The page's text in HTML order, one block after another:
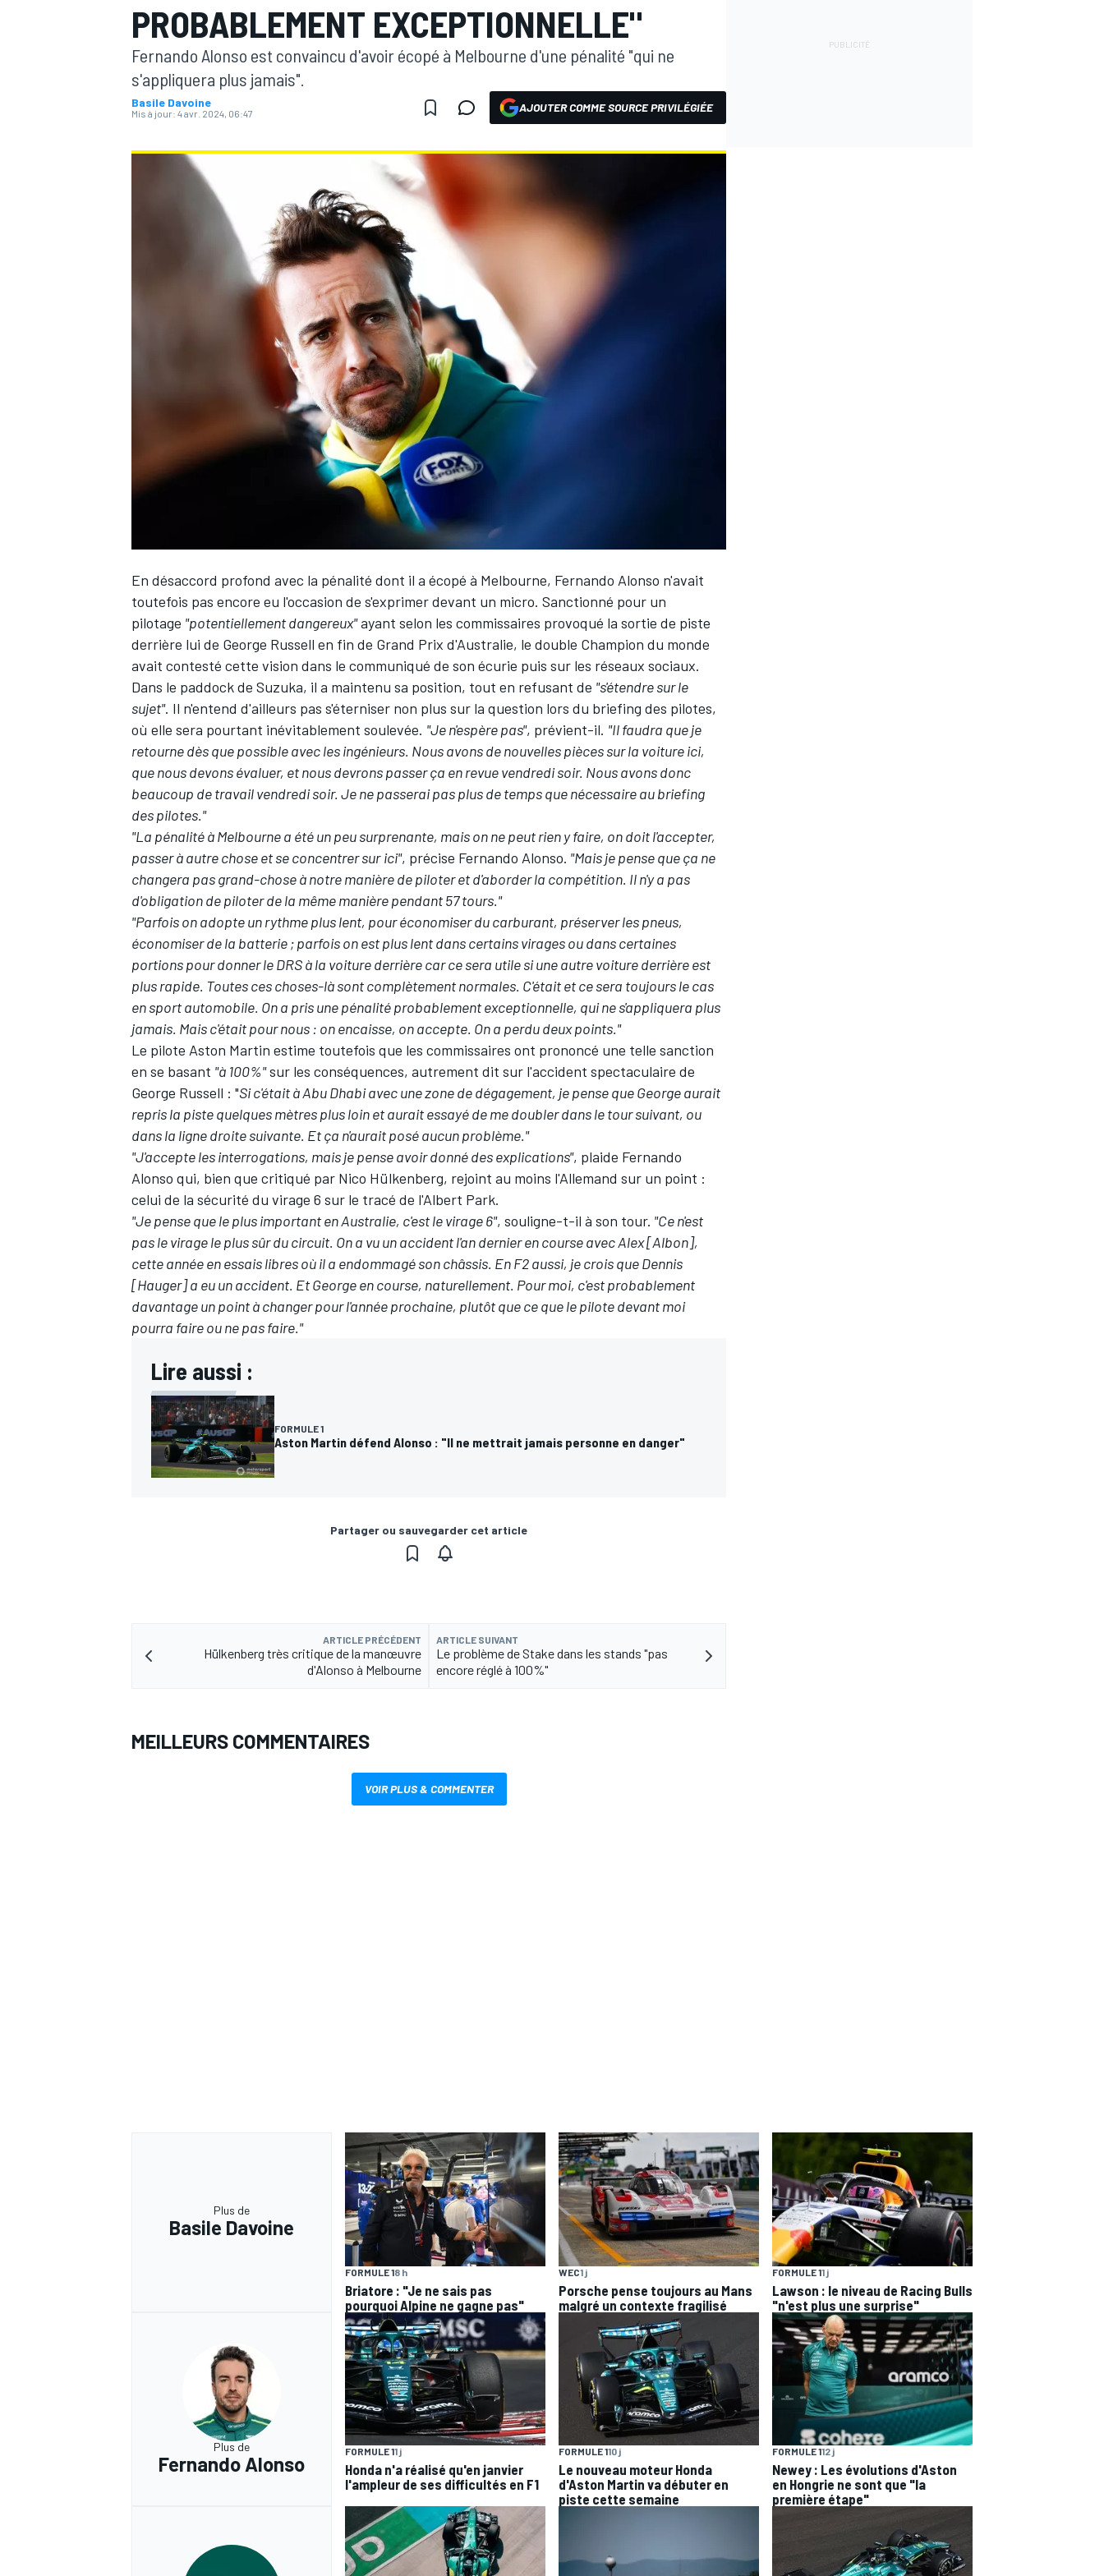
WEC
PROBABLEMENT EXCEPTIONNELLE"
Fernando Alonso est convaincu d'avoir écopé à Melbourne d'une pénalité "qui ne
s'appliquera plus jamais".
Basile Davoine
Mis à jour: 4 avr. 2024, 06:47 AJOUTER COMME SOURCE PRIVILÉGIÉE
En désaccord profond avec la pénalité dont il a écopé à Melbourne, Fernando Alonso n'avait
toutefois pas encore eu l'occasion de s'exprimer devant un micro. Sanctionné pour un
pilotage "potentiellement dangereux"ayant selon les commissaires provoqué la sortie de piste
derrière lui de George Russell en fin de Grand Prix d'Australie, le double Champion du monde
avait contesté cette vision dans le communiqué de son écurie puis sur les réseaux sociaux.
Dans le paddock de Suzuka, il a maintenu sa position, tout en refusant de "s'étendre sur le
sujet". Il n'entend d'ailleurs pas s'éterniser non plus sur la question lors du briefing des pilotes,
où elle sera pourtant inévitablement soulevée. "Je n'espère pas", prévient-il. "Il faudra que je
retourne dès que possible avec les ingénieurs. Nous avons de nouvelles pièces sur la voiture ici,
que nous devons évaluer, et nous devrons passer ça en revue vendredi soir. Nous avons donc
beaucoup de travail vendredi soir. Je ne passerai pas plus de temps que nécessaire au briefing
des pilotes."
"La pénalité à Melbourne a été un peu surprenante, mais on ne peut rien y faire, on doit l'accepter,
passer à autre chose et se concentrer sur ici", précise Fernando Alonso. "Mais je pense que ça ne
changera pas grand-chose à notre manière de piloter et d'aborder la compétition. Il n'y a pas
d'obligation de piloter de la même manière pendant 57 tours."
"Parfois on adopte un rythme plus lent, pour économiser du carburant, préserver les pneus,
économiser de la batterie ; parfois on est plus lent dans certains virages ou dans certaines
portions pour donner le DRS à la voiture derrière car ce sera utile si une autre voiture derrière est
plus rapide. Toutes ces choses-là sont complètement normales. C'était et ce sera toujours le cas
en sport automobile. On a pris une pénalité probablement exceptionnelle, qui ne s'appliquera plus
jamais. Mais c'était pour nous : on encaisse, on accepte. On a perdu deux points."
Le pilote Aston Martin estime toutefois que les commissaires ont prononcé une telle sanction
en se basant "à 100%"sur les conséquences, autrement dit sur l'accident spectaculaire de
George Russell : "Si c'était à Abu Dhabi avec une zone de dégagement, je pense que George aurait
repris la piste quelques mètres plus loin et aurait essayé de me doubler dans le tour suivant, ou
dans la ligne droite suivante. Et ça n'aurait posé aucun problème."
"J'accepte les interrogations, mais je pense avoir donné des explications", plaide Fernando
Alonso qui, bien que critiqué par Nico Hülkenberg, rejoint au moins l'Allemand sur un point :
celui de la sécurité du virage 6 sur le tracé de l'Albert Park.
"Je pense que le plus important en Australie, c'est le virage 6", souligne-t-il à son tour. "Ce n'est
pas le virage le plus sûr du circuit. On a vu un accident l'an dernier en course avec Alex [Albon],
cette année en essais libres où il a endommagé son châssis. En F2 aussi, je crois que Dennis
[Hauger] a eu un accident. Et George en course, naturellement. Pour moi, c'est probablement
davantage un point à changer pour l'année prochaine, plutôt que ce que le pilote devant moi
pourra faire ou ne pas faire."
Lire aussi :
FORMULE 1
Aston Martin défend Alonso : "Il ne mettrait jamais personne en danger"
Partager ou sauvegarder cet article
ARTICLE PRÉCÉDENT
Hülkenberg très critique de la manœuvre
d'Alonso à Melbourne
ARTICLE SUIVANT
Le problème de Stake dans les stands "pas
encore réglé à 100%"
MEILLEURS COMMENTAIRES
VOIR PLUS & COMMENTER
Plus de
Basile Davoine
FORMULE 18 h
Briatore : "Je ne sais pas
pourquoi Alpine ne gagne pas"
WEC1 j
Porsche pense toujours au Mans
malgré un contexte fragilisé
FORMULE 11 j
Lawson : le niveau de Racing Bulls
"n'est plus une surprise"
Plus de
Fernando Alonso
FORMULE 11 j
Honda n'a réalisé qu'en janvier
l'ampleur de ses difficultés en F1
FORMULE 110 j
Le nouveau moteur Honda
d'Aston Martin va débuter en
piste cette semaine
FORMULE 112 j
Newey : Les évolutions d'Aston
en Hongrie ne sont que "la
première étape"